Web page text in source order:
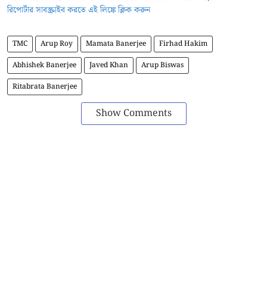
রিপোর্টার সাবস্ক্রাইব করতে এই লিঙ্কে ক্লিক করুন
TMC Arup Roy Mamata Banerjee
Firhad Hakim
Abhishek Banerjee
Javed Khan
Arup Biswas
Ritabrata Banerjee
Show Comments